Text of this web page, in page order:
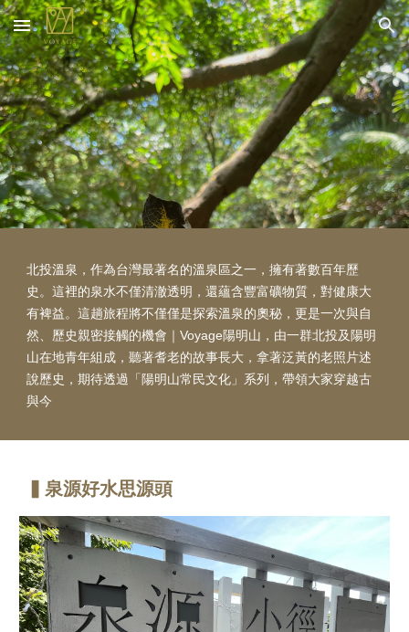
Skip to main content Skip to navigation
北投溫泉，作為台灣最著名的溫泉區之一，擁有著數百年歷
史 。這裡的泉水不僅清澈透明，還蘊含豐富礦物質，對健康大
有裨益。這趟旅程將不僅僅是探索溫泉的奧秘，更是一次與自
然、歷史親密接觸的機會 ｜Voyage陽明山，由一群北投及陽明
山在地青年組成，聽著耆老的故事長大，拿著泛黃的老照片述
說歷史，期待透過「陽明山常民文化」系列，帶領大家穿越古
與今
▍泉源好水思源頭